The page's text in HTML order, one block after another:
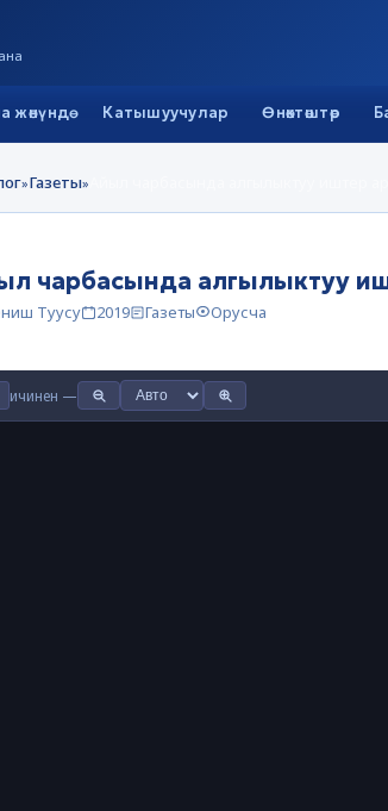
Катышуучулар Өнөктөштөр
»Газеты»
чарбасында алгылыктуу
Туусу 2019 Газеты Орусча
ичинен —